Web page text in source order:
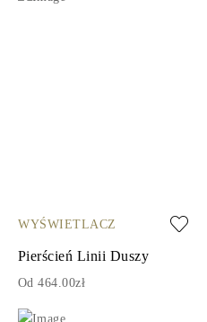
WYŚWIETLACZ
Pierścień Linii Duszy
Od 464.00zł